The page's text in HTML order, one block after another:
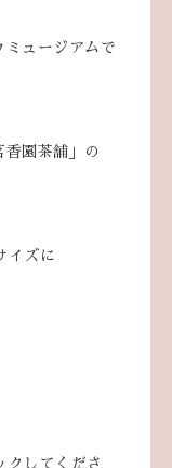
ュージアムで
園茶舗」の
イズに
クしてくださ